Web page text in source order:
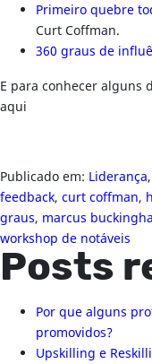
Primeiro quebre
Curt Coffman.
360 graus de
E para conhecer alguns
aqui
Publicado em: Liderança,
feedback, curt coffman,
graus, marcus
workshop de notáveis
Posts
Por que alguns
promovidos?
Upskilling e